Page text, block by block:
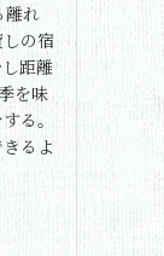
離れ
の宿
距離
を味
る。
るよ